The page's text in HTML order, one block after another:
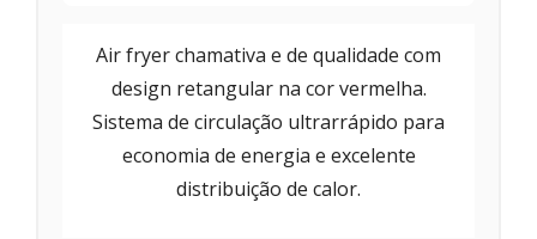
Air fryer chamativa e de qualidade com
design retangular na cor vermelha.
Sistema de circulação ultrarrápido para
economia de energia e excelente
distribuição de calor.